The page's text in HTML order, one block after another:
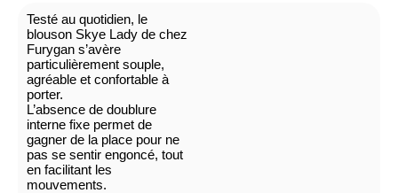
Testé au quotidien, le
blouson Skye Lady de chez
Furygan s’avère
particulièrement souple,
agréable et confortable à
porter.
L’absence de doublure
interne fixe permet de
gagner de la place pour ne
pas se sentir engoncé, tout
en facilitant les
mouvements.